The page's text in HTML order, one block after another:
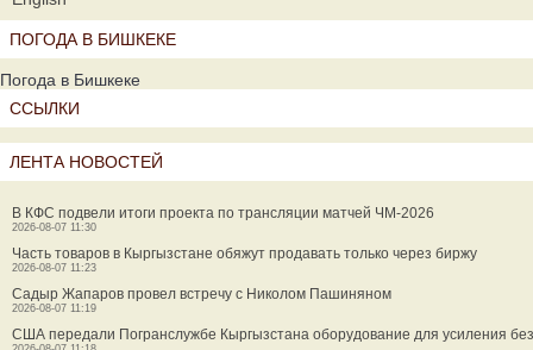
ПОГОДА В БИШКЕКЕ
Погода в Бишкеке
ССЫЛКИ
ЛЕНТА НОВОСТЕЙ
В КФС подвели итоги проекта по трансляции матчей ЧМ-2026
2026-08-07 11:30
Часть товаров в Кыргызстане обяжут продавать только через биржу
2026-08-07 11:23
Садыр Жапаров провел встречу с Николом Пашиняном
2026-08-07 11:19
США передали Погранслужбе Кыргызстана оборудование для усиления